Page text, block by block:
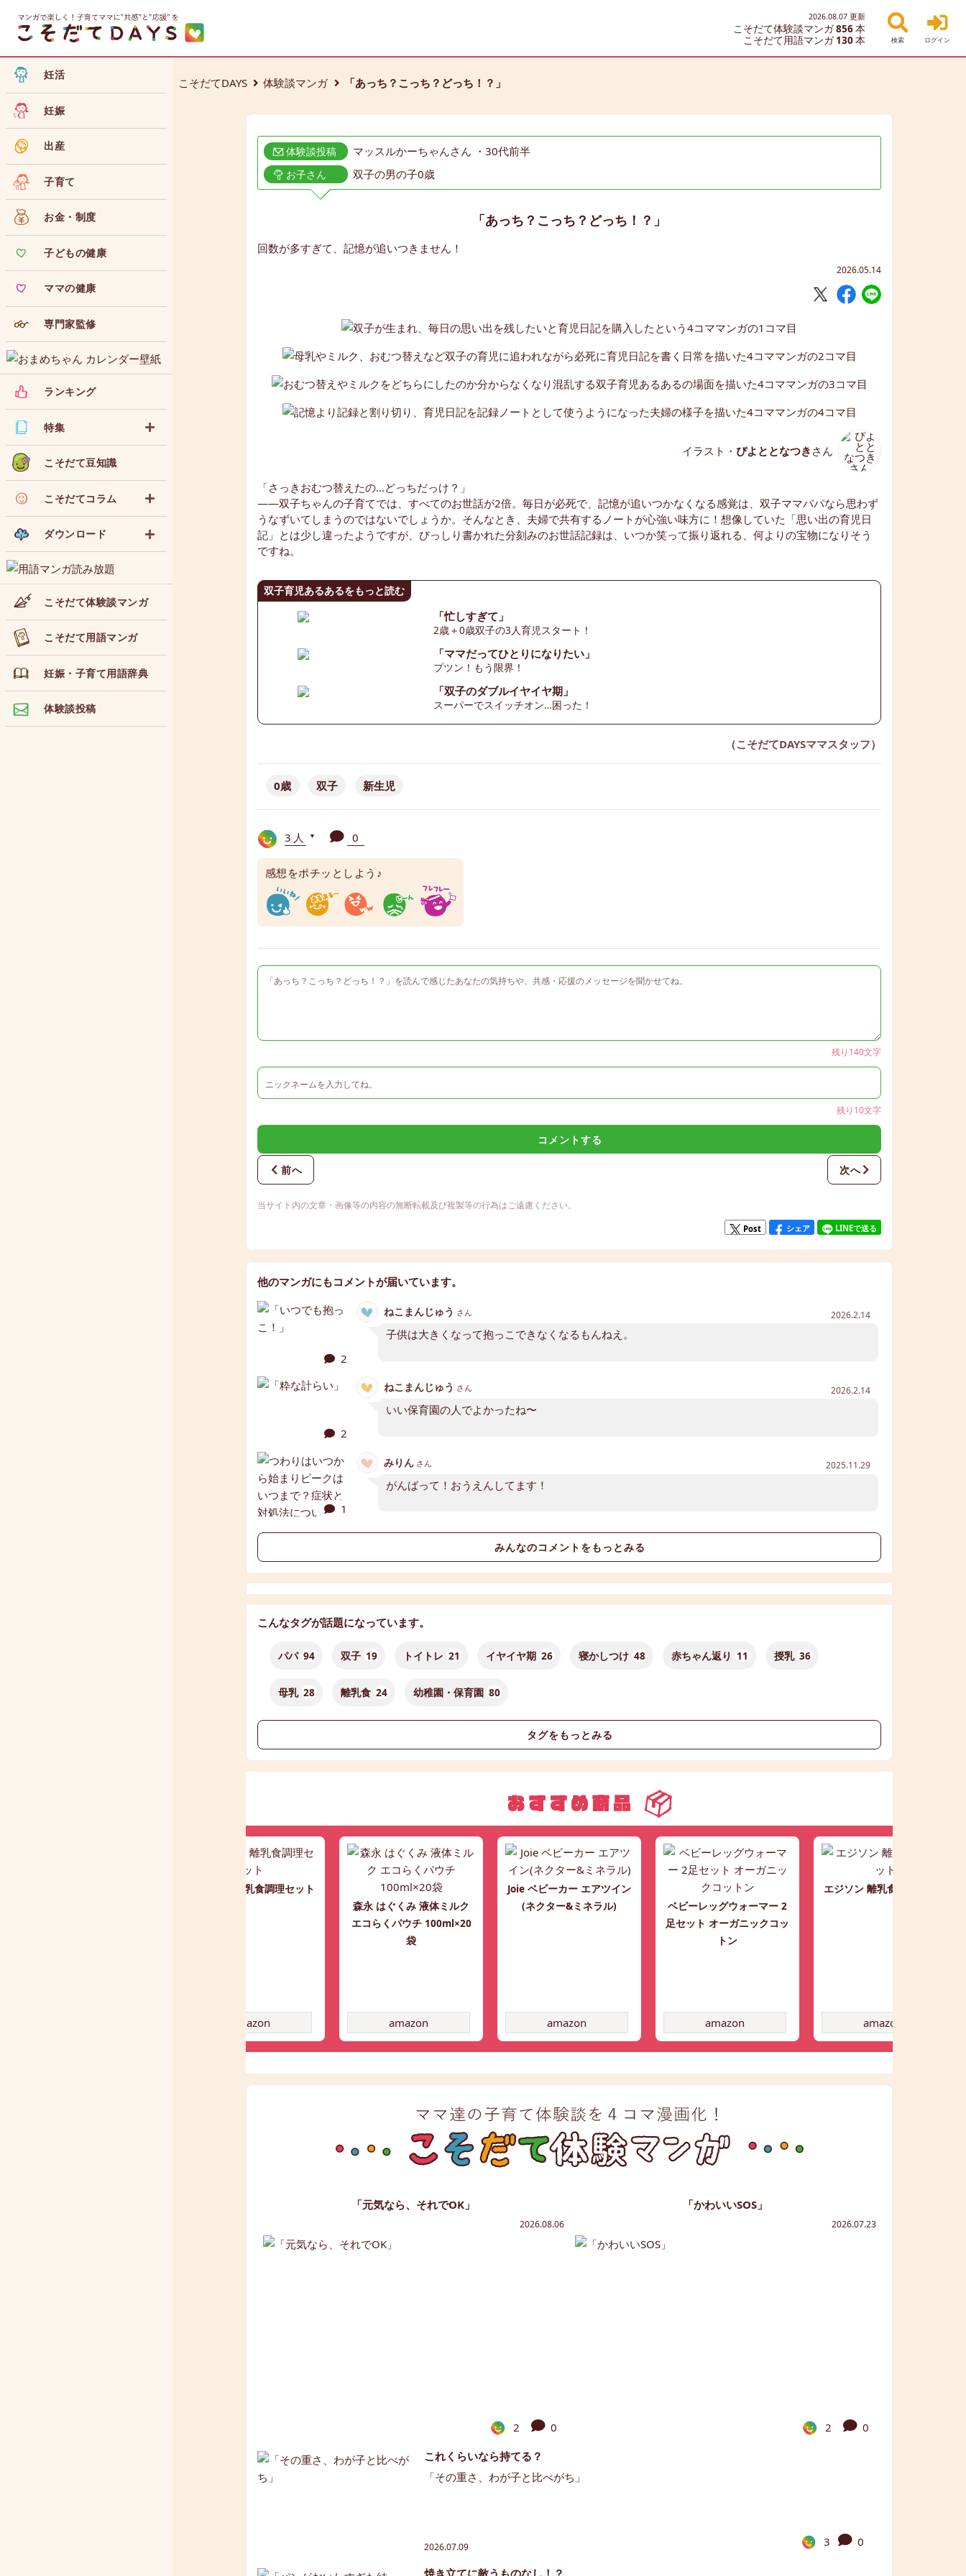
2026.08.07 更新
こそだて体験談マンガ856本
こそだて用語マンガ 130本 検索 ログイン
妊活
妊娠
出産
子育て
お金・制度
子どもの健康
ママの健康
専門家監修
ランキング
特集
こそだて豆知識
こそだてコラム
ダウンロード
こそだて体験談マンガ
こそだて用語マンガ
妊娠・子育て用語辞典
体験談投稿
こそだてDAYS 体験談マンガ 「あっち？こっち？どっち！？」
体験談投稿 マッスルかーちゃんさん ・30代前半
お子さん 双子の男の子0歳
「あっち？こっち？どっち！？」
回数が多すぎて、記憶が追いつきません！
2026.05.14
イラスト・ ぴよととなつき さん
「さっきおむつ替えたの…どっちだっけ？」
――双子ちゃんの子育てでは、すべてのお世話が2倍。毎日が必死で、記憶が追いつかなくなる感覚は、双子ママパパなら思わず
うなずいてしまうのではないでしょうか。そんなとき、夫婦で共有するノートが心強い味方に！想像していた「思い出の育児日
記」とは少し違ったようですが、びっしり書かれた分刻みのお世話記録は、いつか笑って振り返れる、何よりの宝物になりそう
ですね。
双子育児あるあるをもっと読む
「忙しすぎて」
2歳＋0歳双子の3人育児スタート！
「ママだってひとりになりたい」
プツン！もう限界！
「双子のダブルイヤイヤ期」
スーパーでスイッチオン…困った！
（こそだてDAYSママスタッフ）
0歳 双子 新生児
3人 ▼ 0
感想をポチッとしよう♪
残り140文字
残り10文字
コメントする
前へ 次へ
当サイト内の文章・画像等の内容の無断転載及び複製等の行為はご遠慮ください。
Post シェア LINEで送る
他のマンガにもコメントが届いています。
2
ねこまんじゅう さん 2026.2.14
子供は大きくなって抱っこできなくなるもんねえ。
2
ねこまんじゅう さん 2026.2.14
いい保育園の人でよかったね〜
1
みりんさん 2025.11.29
がんばって！おうえんしてます！
みんなのコメントをもっとみる
こんなタグが話題になっています。
パパ 94 双子 19 トイトレ 21 イヤイヤ期 26 寝かしつけ 48 赤ちゃん返り 11 授乳 36
母乳 28 離乳食 24 幼稚園・保育園 80
タグをもっとみる
エジソン 離乳食調理セット
amazon
森永 はぐくみ 液体ミルク
エコらくパウチ 100ml×20
袋
amazon
Joie ベビーカー エアツイン
(ネクター&ミネラル)
amazon
ベビーレッグウォーマー 2
足セット オーガニックコッ
トン
amazon
エジソン 離乳食調理セット
amazon
「元気なら、それでOK」
2026.08.06
2 0
「かわいいSOS」
2026.07.23
2
0
これくらいなら持てる？
「その重さ、わが子と比べがち」
2026.07.09 3 0